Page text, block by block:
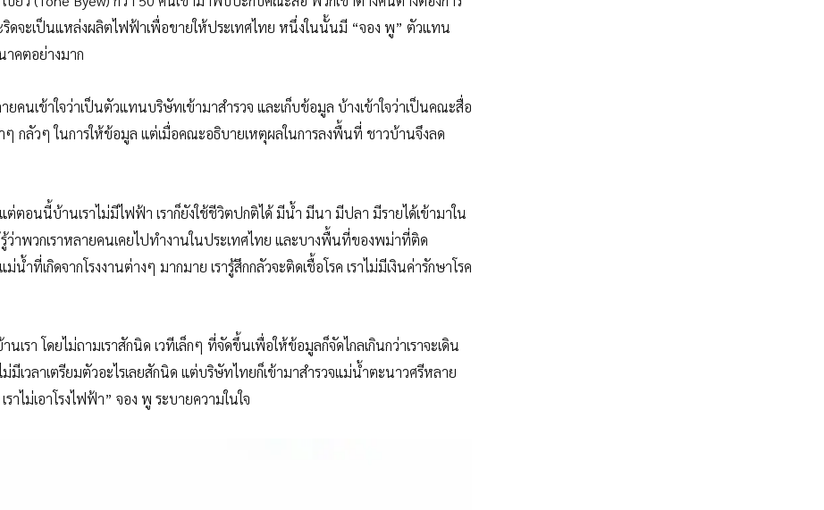
ริดจะเป็นแหล่งผลิตไฟฟ้าเพื่อขายให้ประเทศไทย หนึ่งในนั้นมี “จอง พู” ตัวแทน
าคตอย่างมาก
นเข้าใจว่าเป็นตัวแทนบริษัทเข้ามาสำรวจ และเก็บข้อมูล บ้างเข้าใจว่าเป็นคณะสื่อ
กลัวๆ ในการให้ข้อมูล แต่เมื่อคณะอธิบายเหตุผลในการลงพื้นที่ ชาวบ้านจึงลด
แต่ตอนนี้บ้านเราไม่มีไฟฟ้า เราก็ยังใช้ชีวิตปกติได้ มีน้ำ มีนา มีปลา มีรายได้เข้ามาใน
ว่าพวกเราหลายคนเคยไปทำงานในประเทศไทย และบางพื้นที่ของพม่าที่ติด
ำที่เกิดจากโรงงานต่างๆ มากมาย เรารู้สึกกลัวจะติดเชื้อโรค เราไม่มีเงินค่ารักษาโรค
รา โดยไม่ถามเราสักนิด เวทีเล็กๆ ที่จัดขึ้นเพื่อให้ข้อมูลก็จัดไกลเกินกว่าเราจะเดิน
มีเวลาเตรียมตัวอะไรเลยสักนิด แต่บริษัทไทยก็เข้ามาสำรวจแม่น้ำตะนาวศรีหลาย
ไม่เอาโรงไฟฟ้า” จอง พู ระบายความในใจ